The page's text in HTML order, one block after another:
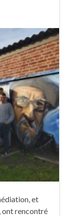
et
ont rencontré